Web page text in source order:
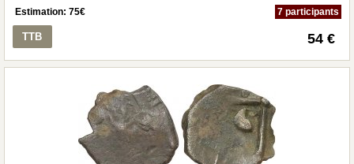
Estimation: 75€ 7 participants
TTB 54 €